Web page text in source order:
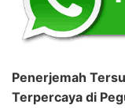
Penerjemah
Terpercaya di